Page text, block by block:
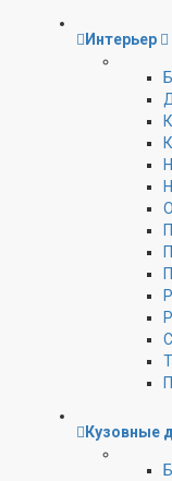
Интерьер
Кузовные